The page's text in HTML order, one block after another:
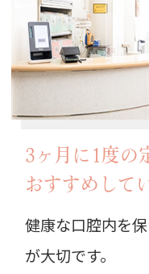
3ヶ月に1度の
おすすめして
健康な口腔内を
が大切です。